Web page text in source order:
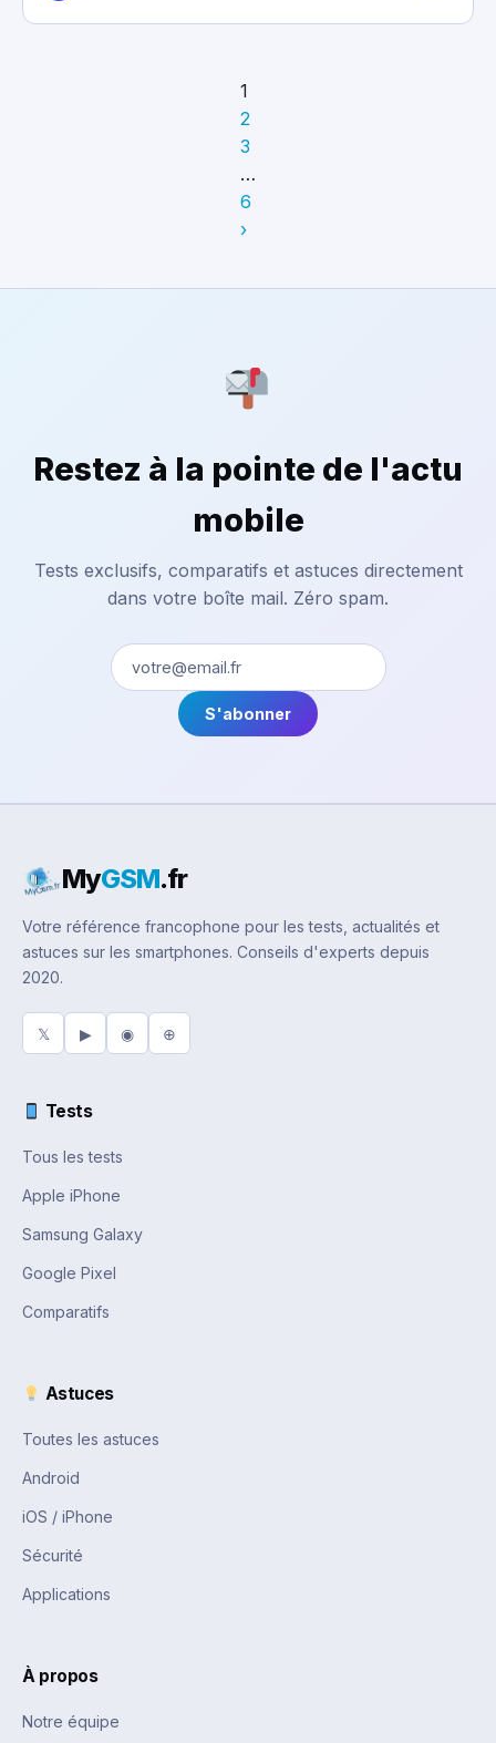
1
2
3
…
6
›
Restez à la pointe de l'actu
mobile
Tests exclusifs, comparatifs et astuces directement
dans votre boîte mail. Zéro spam.
S'abonner
MyGSM.fr
Votre référence francophone pour les tests, actualités et
astuces sur les smartphones. Conseils d'experts depuis
2020.
𝕏 ▶ ◉ ⊕
Tests
Tous les tests
Apple iPhone
Samsung Galaxy
Google Pixel
Comparatifs
Astuces
Toutes les astuces
Android
iOS / iPhone
Sécurité
Applications
À propos
Notre équipe